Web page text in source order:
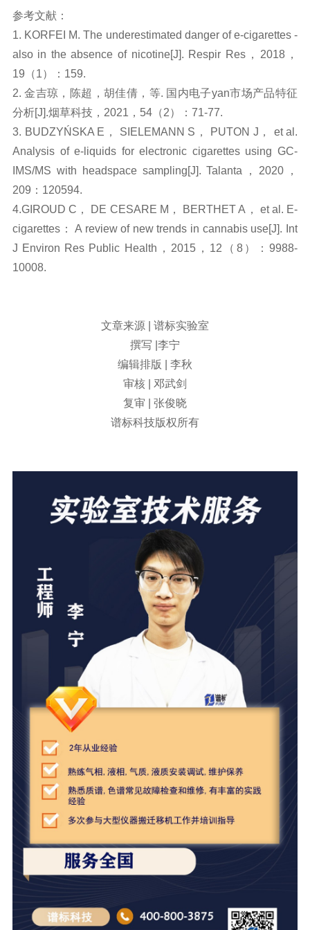
参考文献：
1. KORFEI M. The underestimated danger of e-cigarettes -
also in the absence of nicotine[J]. Respir Res，2018，
19（1）：159.
2.金吉琼，陈超，胡佳倩，等. 国内电子yan市场产品特征
分析[J].烟草科技，2021，54（2）：71-77.
3. BUDZYŃSKA E， SIELEMANN S， PUTON J， et al.
Analysis of e-liquids for electronic cigarettes using GC-
IMS/MS with headspace sampling[J]. Talanta，2020，
209：120594.
4.GIROUD C， DE CESARE M， BERTHET A， et al. E-
cigarettes： A review of new trends in cannabis use[J]. Int
J Environ Res Public Health，2015，12（8）：9988-
10008.
文章来源 | 谱标实验室
撰写 |李宁
编辑排版 | 李秋
审核 | 邓武剑
复审 | 张俊晓
谱标科技版权所有